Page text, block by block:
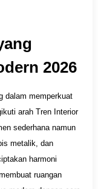
2026
dalam memperkuat
arah Tren Interior
sederhana namun
metalik, dan
harmoni
ruangan